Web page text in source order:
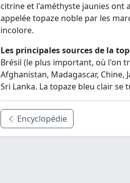
citrine et l'améthyste jaunies ont
appelée topaze noble par les
incolore.
Les principales sources de la
Brésil (le plus important, où l'on
Afghanistan, Madagascar, Chine,
Sri Lanka. La topaze bleu clair se
Encyclopédie